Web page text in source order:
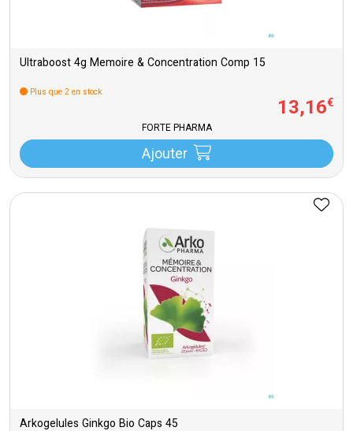
Ultraboost 4g Memoire & Concentration Comp 15
Plus que 2 en stock
13,16€
FORTÉ PHARMA
Ajouter
Arkogelules Ginkgo Bio Caps 45